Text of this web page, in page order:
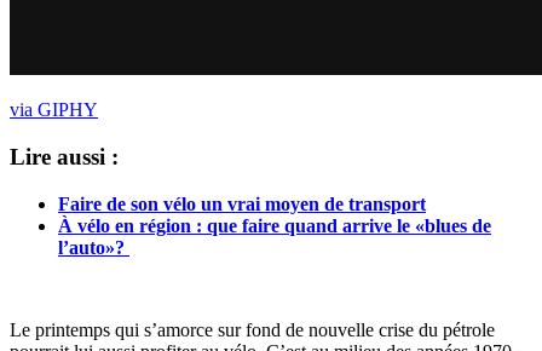
via GIPHY
Lire aussi :
Faire de son vélo un vrai moyen de transport
À vélo en région : que faire quand arrive le «blues de
l’auto»?
Le printemps qui s’amorce sur fond de nouvelle crise du pétrole